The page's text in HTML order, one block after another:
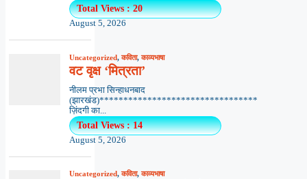
Total Views : 20
August 5, 2026
Uncategorized,कविता,काव्यभाषा
वट वृक्ष ‘मित्रता’
नीलम प्रभा सिन्हाधनबाद
(झारखंड)*********************************
ज़िंदगी का...
Total Views : 14
August 5, 2026
Uncategorized,कविता,काव्यभाषा